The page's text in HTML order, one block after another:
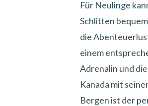
Für Neulinge
Schlitten
die
einem
Adrenalin und
Kanada mit
Bergen ist der